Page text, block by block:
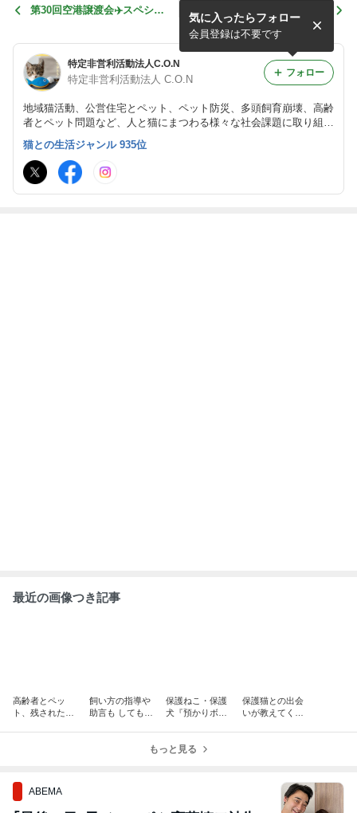
第30回空港譲渡会✈️スペシャ
音声記録反訳書③「公営住宅
と自治－ペット規制を巡って
－」
特定非営利活動法人C.O.N
特定非営利活動法人 C.O.N
地域猫活動、公営住宅とペット、ペット防災、多頭飼育崩壊、高齢
者とペット問題など、人と猫にまつわる様々な社会課題に取り組ん
でいます。高齢者とペットの安心プロジェクトは5年目になりまし
た！人と動物が共に生きる、ワンウェルフェアの実現を目指してい
ます。
気に入ったらフォロー
会員登録は不要です
フォロー
猫との生活ジャンル 935位
最近の画像つき記事
高齢者とペッ
ト、残された猫
飼い方の指導や
助言も してもら
保護ねこ・保護
犬『預かりボラ
保護猫との出会
いが教えてくれ
もっと見る
ABEMA